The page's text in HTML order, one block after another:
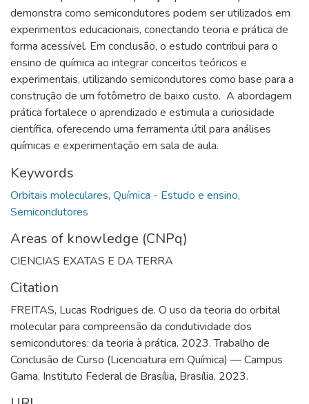
demonstra como semicondutores podem ser utilizados em
experimentos educacionais, conectando teoria e prática de
forma acessível. ​ Em conclusão, o estudo contribui para o
ensino de química ao integrar conceitos teóricos e
experimentais, utilizando semicondutores como base para a
construção de um fotômetro de baixo custo. ​ A abordagem
prática fortalece o aprendizado e estimula a curiosidade
científica, oferecendo uma ferramenta útil para análises
químicas e experimentação em sala de aula. ​
Keywords
Orbitais moleculares, Química - Estudo e ensino,
Semicondutores
Areas of knowledge (CNPq)
CIENCIAS EXATAS E DA TERRA
Citation
FREITAS, Lucas Rodrigues de. O uso da teoria do orbital
molecular para compreensão da condutividade dos
semicondutores: da teoria à prática. 2023. Trabalho de
Conclusão de Curso (Licenciatura em Química) — Campus
Gama, Instituto Federal de Brasília, Brasília, 2023.